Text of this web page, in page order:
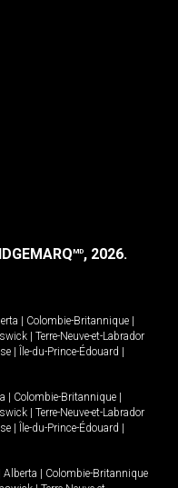
MD, 2026.
Colombie-Britannique
Terre-Neuve-et-Labrador
Île-du-Prince-Édouard
Colombie-Britannique
Terre-Neuve-et-Labrador
Île-du-Prince-Édouard
Alberta
Colombie-Britannique